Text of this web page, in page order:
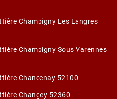
Champigny Les Langres
Champigny Sous Varennes
Chancenay 52100
Changey 52360